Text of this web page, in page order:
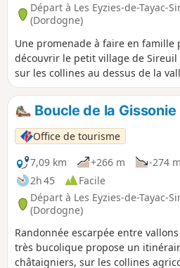
Départ à Les Eyzies-de-Tayac-
(Dordogne)
Une promenade à faire en famille
découvrir le petit village de Sireuil
sur les collines au dessus de la
Beunes, les hameaux et les
village aux charmes préservés.
Boucle de la Gissonie
Office de tourisme
7,09 km
+266 m
-274 m
2h 45
Facile
Départ à Les Eyzies-de-Tayac-
(Dordogne)
Randonnée escarpée entre
très bucolique propose un
châtaigniers, sur les collines